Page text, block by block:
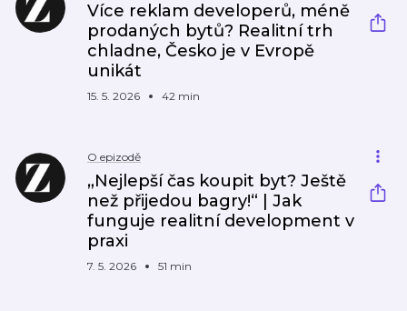
Více reklam developerů, méně
prodaných bytů? Realitní trh
chladne, Česko je v Evropě
unikát
15. 5. 2026 42 min
O epizodě
„Nejlepší čas koupit byt? Ještě
než přijedou bagry!“ | Jak
funguje realitní development v
praxi
7. 5. 2026 51 min